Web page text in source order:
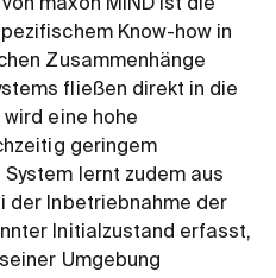
maxon MIND ist die
Know-how in
Zusammenhänge
fließen direkt in die
eine hohe
geringem
lernt zudem aus
der Inbetriebnahme der
Initialzustand erfasst,
Umgebung